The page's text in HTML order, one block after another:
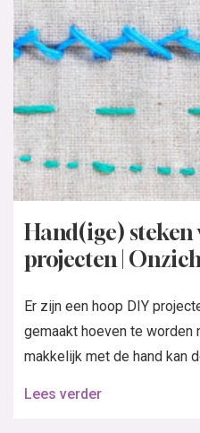
Hand(ige) steken
projecten |
Er zijn een hoop DIY
gemaakt hoeven te worden
makkelijk met de hand kan
Lees verder